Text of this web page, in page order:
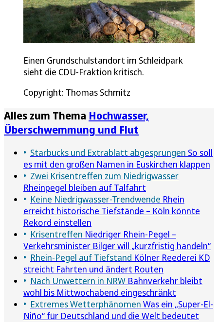
Einen Grundschulstandort im Schleidpark
sieht die CDU-Fraktion kritisch.
Copyright: Thomas Schmitz
Alles zum Thema Hochwasser,
Überschwemmung und Flut
Starbucks und Extrablatt abgesprungen So soll
es mit den großen Namen in Euskirchen klappen
Zwei Krisentreffen zum Niedrigwasser
Rheinpegel bleiben auf Talfahrt
Keine Niedrigwasser-Trendwende Rhein
erreicht historische Tiefstände – Köln könnte
Rekord einstellen
Krisentreffen Niedriger Rhein-Pegel –
Verkehrsminister Bilger will „kurzfristig handeln“
Rhein-Pegel auf Tiefstand Kölner Reederei KD
streicht Fahrten und ändert Routen
Nach Unwettern in NRW Bahnverkehr bleibt
wohl bis Mittwochabend eingeschränkt
Extremes Wetterphänomen Was ein „Super-El-
Niño“ für Deutschland und die Welt bedeutet